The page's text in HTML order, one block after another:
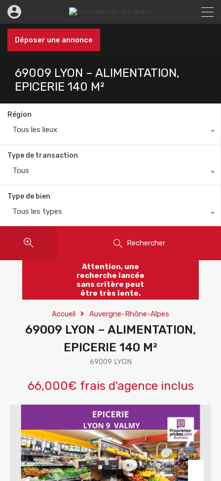
Déposer une annonce
69009 LYON – ALIMENTATION,
EPICERIE 140 M²
Région
Tous les lieux
Type de transaction
Tous
Type de bien
Tous les types
Rechercher
Attention, une
recherche lancée
sans critère peut
être très lente.
Accueil Auvergne-Rhône-Alpes
69009 LYON – ALIMENTATION,
EPICERIE 140 M²
69009 LYON
66,000€ frais d'agence inclus